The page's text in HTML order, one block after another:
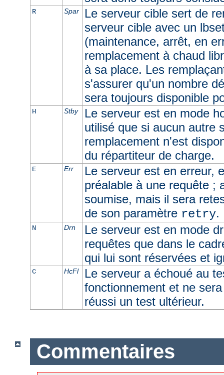
R Spar
Le serveur cible sert de
serveur cible avec un
(maintenance, arrêt, en
remplacement à chaud
à sa place. Les
s'assurer qu'un nombre
sera toujours disponible
H Stby
Le serveur est en mode
utilisé que si aucun autre
remplacement n'est
du répartiteur de charge.
E Err
Le serveur est en erreur,
préalable à une requête ;
soumise, mais il sera
de son paramètre retry.
N Drn
Le serveur est en mode
requêtes que dans le
qui lui sont réservées et
C HcFl
Le serveur a échoué au
fonctionnement et ne
réussi un test ultérieur.
Commentaires